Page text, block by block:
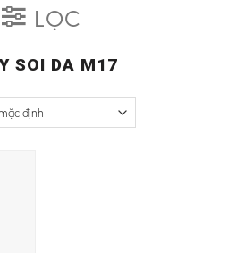
LỌC
SOI DA M17